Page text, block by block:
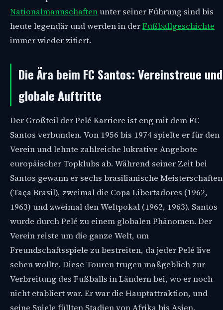
Nationalmannschaftenunter seiner Führung sind bis
heute legendär und werden in derFußballgeschichte
immer wieder zitiert.
Die Ära beim FC Santos: Vereinstreue und
globale Auftritte
Der Großteil der Pelé Karriere ist eng mit dem FC
Santos verbunden. Von 1956 bis 1974 spielte er für den
Verein und lehnte zahlreiche lukrative Angebote
europäischer Topklubs ab. Während seiner Zeit bei
Santos gewann er sechs brasilianische Meisterschaften
(Taça Brasil), zweimal die Copa Libertadores (1962,
1963) und zweimal den Weltpokal (1962, 1963). Santos
wurde durch Pelé zu einem globalen Phänomen. Der
Verein reiste um die ganze Welt, um
Freundschaftsspiele zu bestreiten, da jeder Pelé live
sehen wollte. Diese Touren trugen maßgeblich zur
Verbreitung des Fußballs in Ländern bei, wo er noch
nicht etabliert war. Er war die Hauptattraktion, und